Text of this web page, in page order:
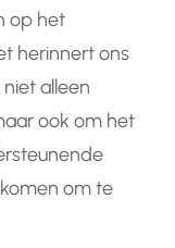
op het
herinnert ons
alleen
ook om het
om te